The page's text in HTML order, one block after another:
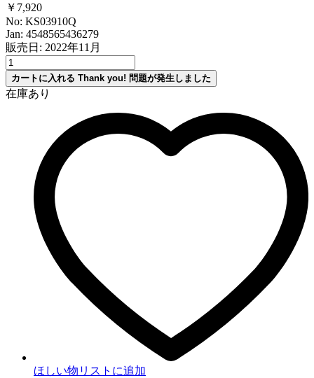
￥7,920
No: KS03910Q
Jan: 4548565436279
販売日: 2022年11月
カートに入れる Thank you! 問題が発生しました
在庫あり
ほしい物リストに追加